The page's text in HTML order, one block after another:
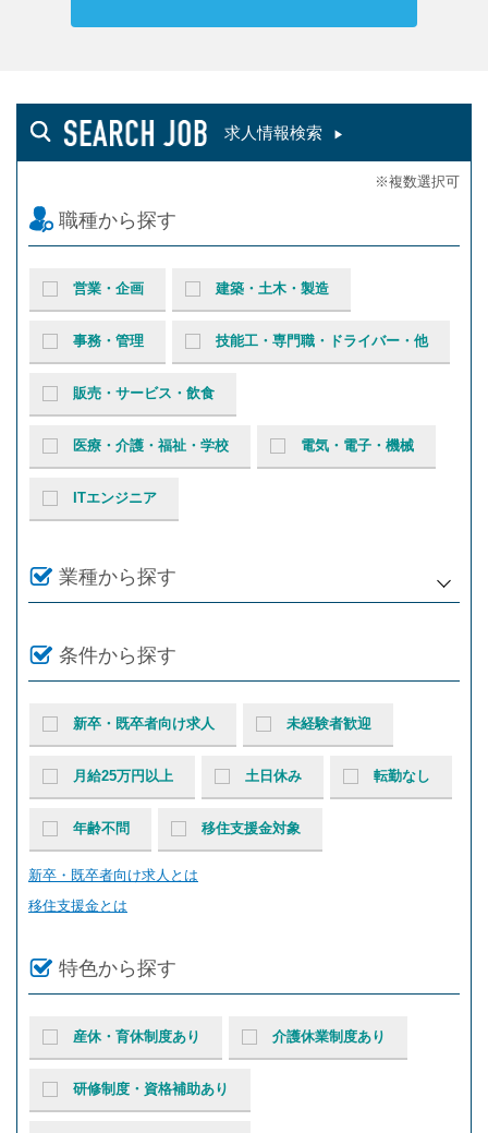
求人情報検索
※複数選択可
職種から探す
営業・企画 建築・土木・製造
事務・管理 技能工・専門職・ドライバー・他
販売・サービス・飲食
医療・介護・福祉・学校 電気・電子・機械
ITエンジニア
業種から探す
条件から探す
新卒・既卒者向け求人 未経験者歓迎
月給25万円以上 土日休み 転勤なし
年齢不問 移住支援金対象
新卒・既卒者向け求人とは
移住支援金とは
特色から探す
産休・育休制度あり 介護休業制度あり
研修制度・資格補助あり